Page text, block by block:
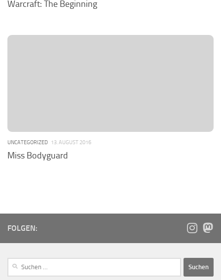
Warcraft: The Beginning
UNCATEGORIZED 13. AUGUST 2016
Miss Bodyguard
FOLGEN: